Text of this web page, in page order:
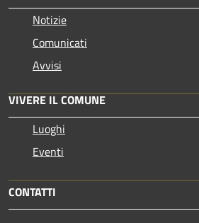
Notizie
Comunicati
Avvisi
VIVERE IL COMUNE
Luoghi
Eventi
CONTATTI